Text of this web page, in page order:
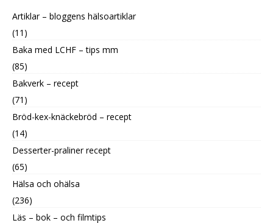
Artiklar – bloggens hälsoartiklar
(11)
Baka med LCHF – tips mm
(85)
Bakverk – recept
(71)
Bröd-kex-knäckebröd – recept
(14)
Desserter-praliner recept
(65)
Hälsa och ohälsa
(236)
Läs – bok – och filmtips